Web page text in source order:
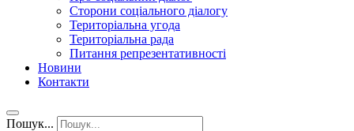
Сторони соціального діалогу
Територіальна угода
Територіальна рада
Питання репрезентативності
Новини
Контакти
Пошук...